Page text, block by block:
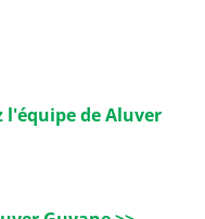
l'équipe de Aluver